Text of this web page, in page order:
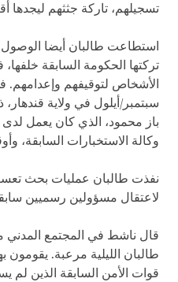
تسجيلهم، تاركة جثثهم ليجدها
استطاعت طالبان أيضا
تركتها الحكومة السابقة
الأشخاص لتوقيفهم
سبتمبر/أيلول في ولاية
باز محمود، الذي كان يعمل لدى
وكالة الاستخبارات السابقة،
نفذت طالبان عمليات بحث
لاعتقال مسؤولين رسميين
قال ناشط في المجتمع المدني
طالبان الليلية مرعبة.
قوات الأمن السابقة الذين لم